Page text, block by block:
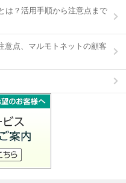
は？活用手順から注意点まで
意点、マルモトネットの顧客